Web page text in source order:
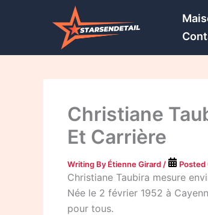
Christiane
Et Carrière
Writing By Étienne Girard / Posted
Christiane Taubira mesure
Née le 2 février 1952 à
pour tous.